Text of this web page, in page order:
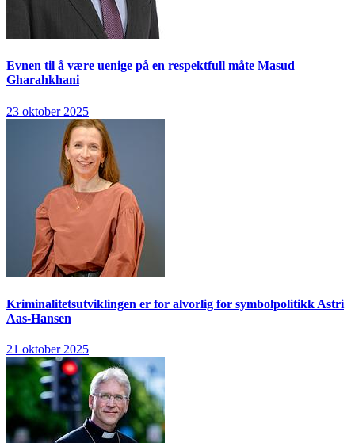
Evnen til å være uenige på en respektfull måte Masud
Gharahkhani
23 oktober 2025
Kriminalitetsutviklingen er for alvorlig for symbolpolitikk Astri
Aas-Hansen
21 oktober 2025